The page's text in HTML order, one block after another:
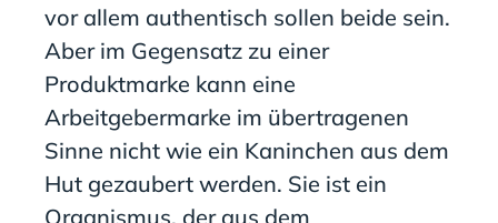
vor allem authentisch sollen beide sein.
Aber im Gegensatz zu einer
Produktmarke kann eine
Arbeitgebermarke im übertragenen
Sinne nicht wie ein Kaninchen aus dem
Hut gezaubert werden. Sie ist ein
Organismus, der aus dem